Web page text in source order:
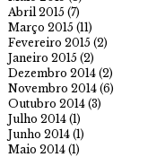
Abril 2015 (7)
Março 2015 (11)
Fevereiro 2015 (2)
Janeiro 2015 (2)
Dezembro 2014 (2)
Novembro 2014 (6)
Outubro 2014 (3)
Julho 2014 (1)
Junho 2014 (1)
Maio 2014 (1)